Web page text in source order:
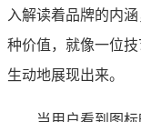
入解读着品牌的内
种价值，就像一位
生动地展现出来。